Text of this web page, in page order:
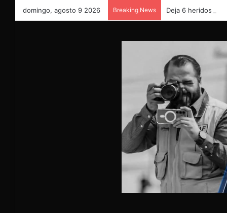
domingo, agosto 9 2026 Breaking News Deja 6 heridos